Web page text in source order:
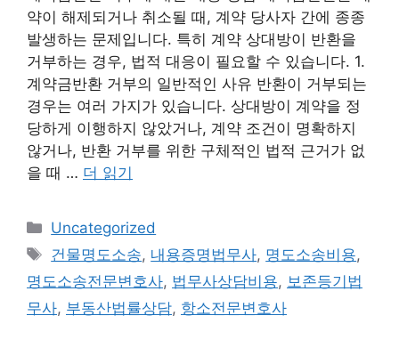
약이 해제되거나 취소될 때, 계약 당사자 간에 종종
발생하는 문제입니다. 특히 계약 상대방이 반환을
거부하는 경우, 법적 대응이 필요할 수 있습니다. 1.
계약금반환 거부의 일반적인 사유 반환이 거부되는
경우는 여러 가지가 있습니다. 상대방이 계약을 정
당하게 이행하지 않았거나, 계약 조건이 명확하지
않거나, 반환 거부를 위한 구체적인 법적 근거가 없
을 때 … 더 읽기
카
테
리
Uncategorized
태
그
건물명도소송, 내용증명법무사, 명도소송비용,
명도소송전문변호사, 법무사상담비용, 보존등기법
무사, 부동산법률상담, 항소전문변호사